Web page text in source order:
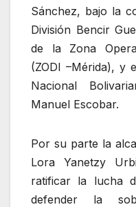
Sánchez, bajo la
División Bencir
de la Zona
(ZODI –Mérida), y
Nacional
Manuel Escobar.
Por su parte la
Lora Yanetzy
ratificar la lucha
defender la